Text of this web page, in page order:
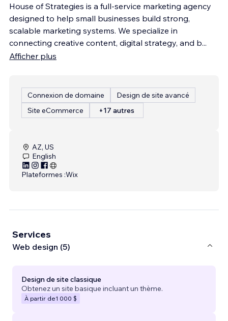
House of Strategies is a full-service marketing agency
designed to help small businesses build strong,
scalable marketing systems. We specialize in
connecting creative content, digital strategy, and b...
Afficher plus
Connexion de domaine
Design de site avancé
Site eCommerce
+17 autres
AZ, US
English
Plateformes :Wix
Services
Web design (5)
Design de site classique
Obtenez un site basique incluant un thème.
À partir de1 000 $